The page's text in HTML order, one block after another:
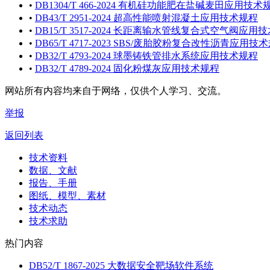
• DB1304/T 466-2024 有机硅功能肥在盐碱麦田应用技术
• DB43/T 2951-2024 超高性能喷射混凝土应用技术规程
• DB15/T 3517-2024 长距离输水管线复合式空气阀应用技
• DB65/T 4717-2023 SBS/废胎胶粉复合改性沥青应用技
• DB32/T 4793-2024 球墨铸铁管排水系统应用技术规程
• DB32/T 4789-2024 固化粉煤灰应用技术规程
网站所有内容均来自于网络，仅供个人学习、交流。
举报
返回列表
技术资料
数据、文献
报告、手册
图纸、模型、素材
技术动态
技术求助
热门内容
DB52/T 1867-2025 大数据安全靶场软件系统